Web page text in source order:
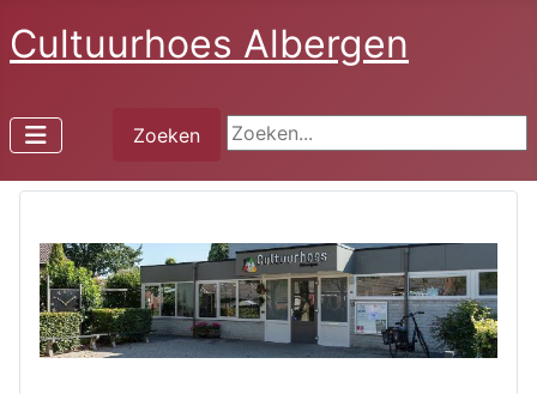
Cultuurhoes Albergen
Zoeken
Zoeken...